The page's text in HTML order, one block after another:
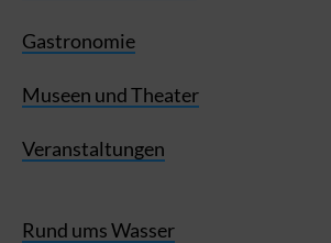
Gastronomie
Museen und Theater
Veranstaltungen
Rund ums Wasser